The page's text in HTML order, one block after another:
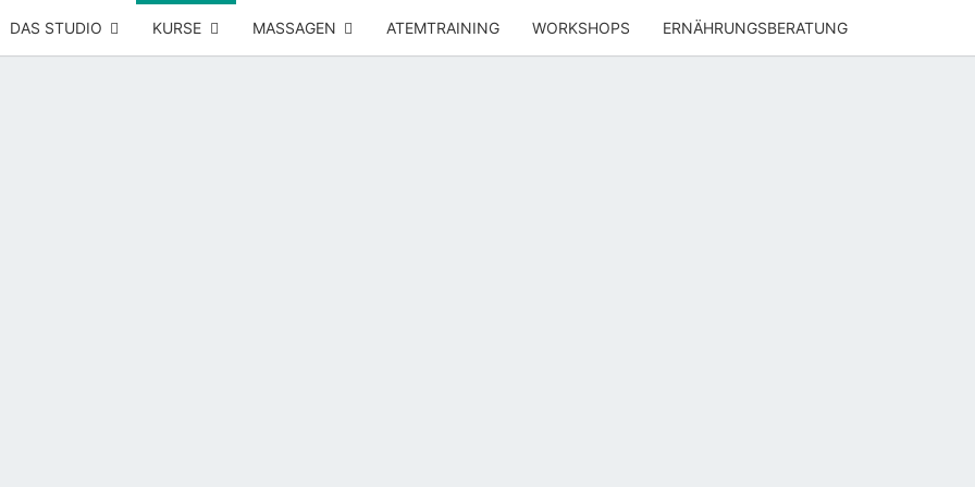
DAS STUDIO KURSE MASSAGEN ATEMTRAINING WORKSHOPS ERNÄHRUNGSBERATUNG